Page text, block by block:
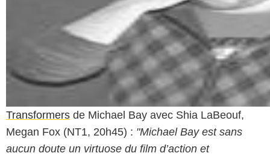
Transformers de Michael Bay avec Shia LaBeouf,
Megan Fox (NT1, 20h45) : "Michael Bay est sans
aucun doute un virtuose du film d’action et